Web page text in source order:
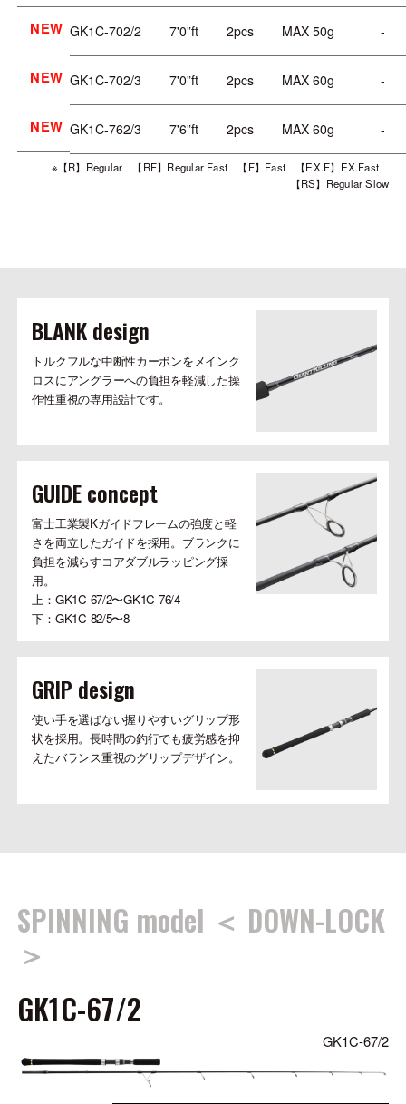
NEW GK1C-702/2 7'0”ft 2pcs MAX 50g -
NEW GK1C-702/3 7'0”ft 2pcs MAX 60g -
NEW GK1C-762/3 7'6”ft 2pcs MAX 60g -
※【R】Regular 【RF】Regular Fast 【F】Fast 【EX.F】EX.Fast
【RS】Regular Slow
BLANK design
トルクフルな中断性カーボンをメインク
ロスにアングラーへの負担を軽減した操
作性重視の専用設計です。
GUIDE concept
富士工業製Kガイドフレームの強度と軽
さを両立したガイドを採用。ブランクに
負担を減らすコアダブルラッピング採
用。
上：GK1C-67/2〜GK1C-76/4
下：GK1C-82/5〜8
GRIP design
使い手を選ばない握りやすいグリップ形
状を採用。長時間の釣行でも疲労感を抑
えたバランス重視のグリップデザイン。
SPINNING model ＜ DOWN-LOCK
＞
GK1C-67/2
GK1C-67/2